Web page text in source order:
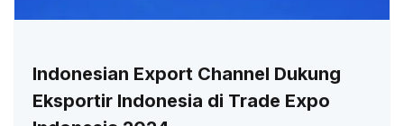
Indonesian Export Channel Dukung
Eksportir Indonesia di Trade Expo